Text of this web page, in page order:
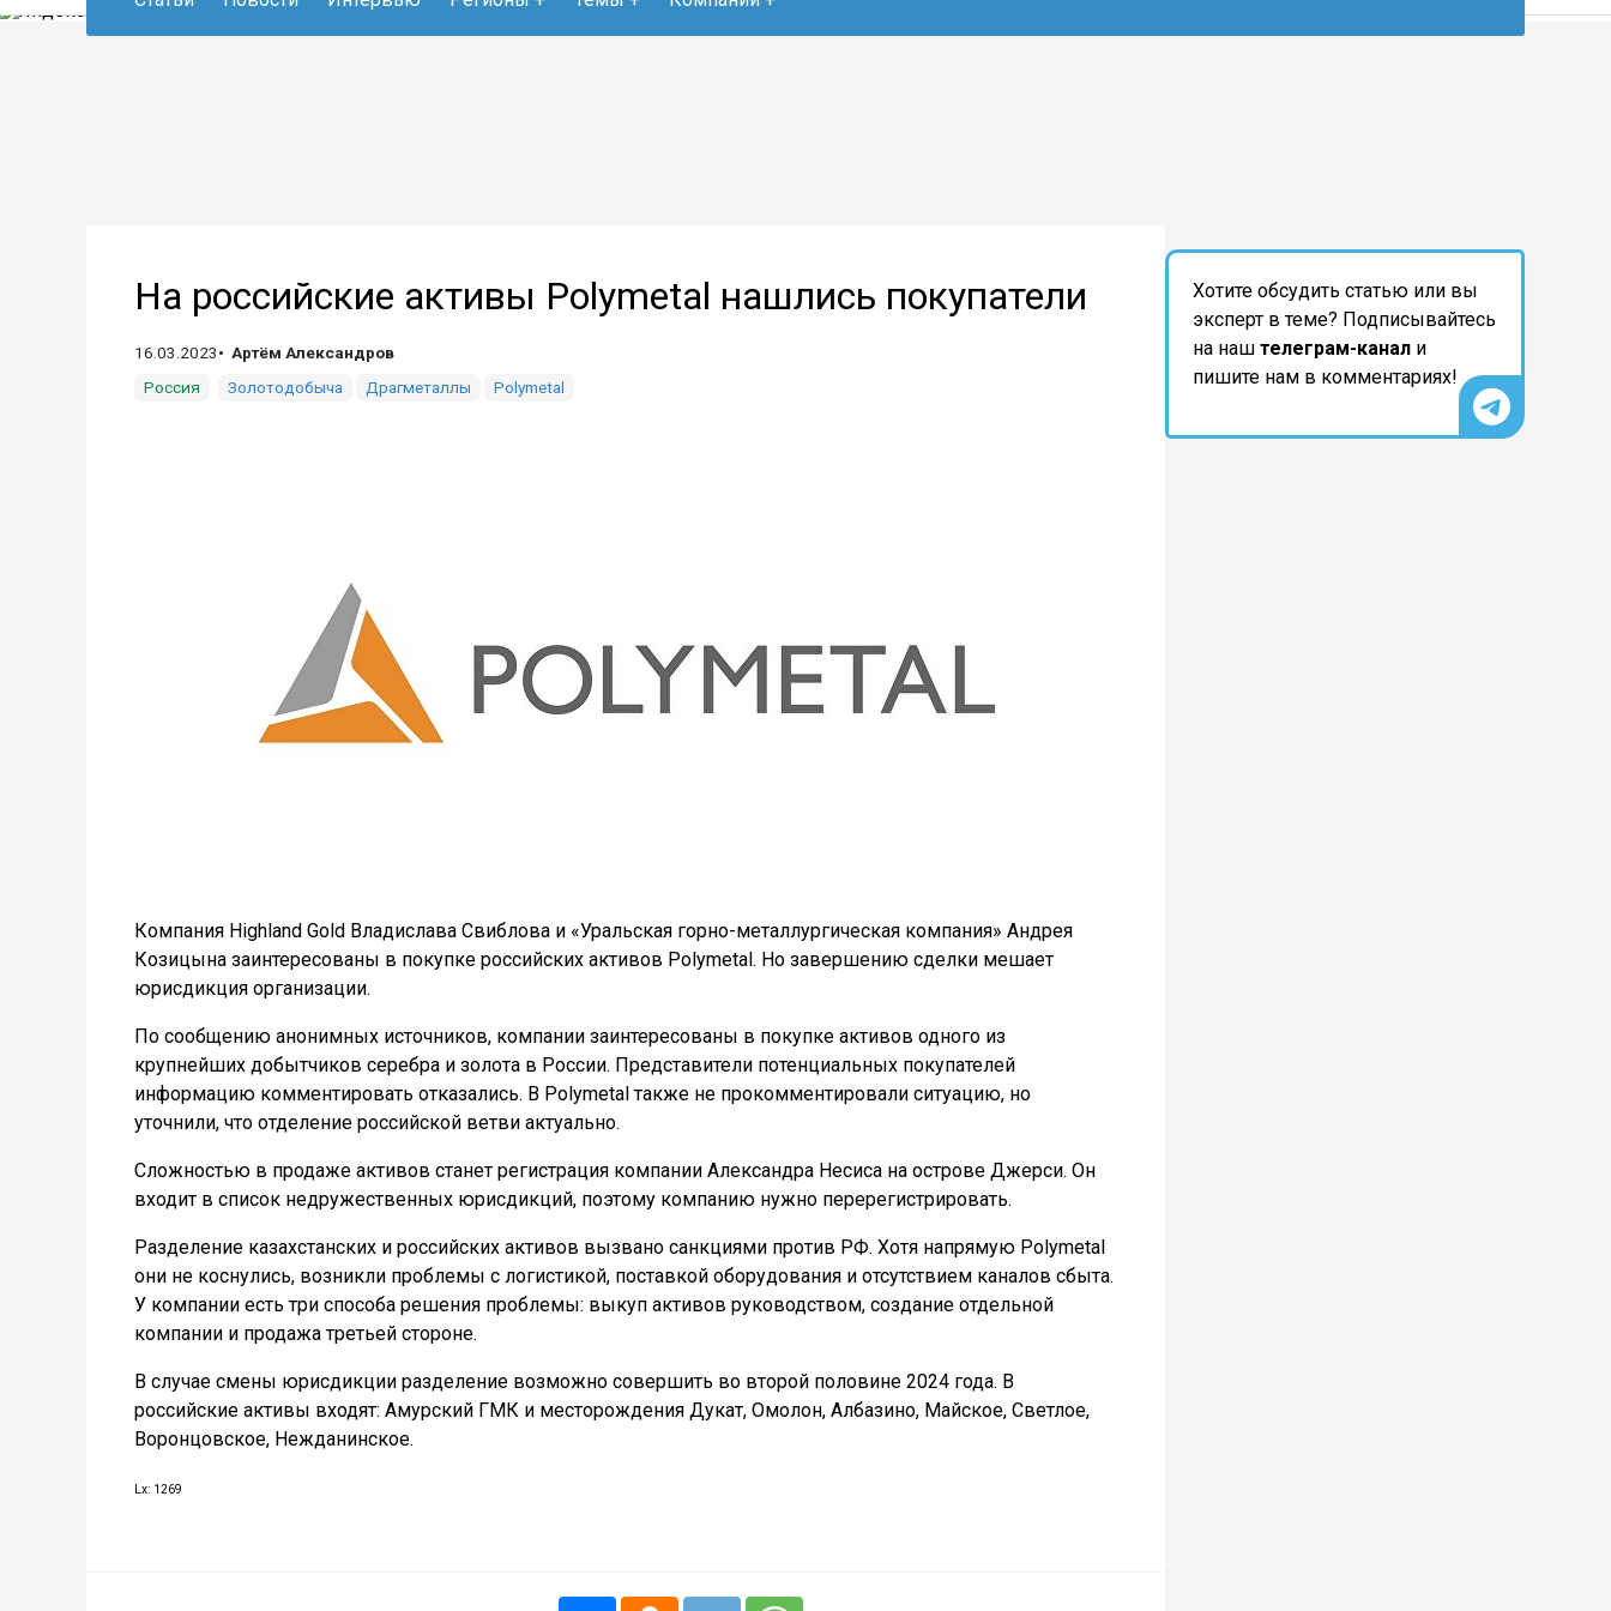
На российские активы Polymetal нашлись покупатели
16.03.2023
Артём Александров
Россия
Золотодобыча Драгметаллы Polymetal
Компания Highland Gold Владислава Свиблова и «Уральская горно-металлургическая компания» Андрея
Козицына заинтересованы в покупке российских активов Polymetal. Но завершению сделки мешает
юрисдикция организации.
По сообщению анонимных источников, компании заинтересованы в покупке активов одного из
крупнейших добытчиков серебра и золота в России. Представители потенциальных покупателей
информацию комментировать отказались. В Polymetal также не прокомментировали ситуацию, но
уточнили, что отделение российской ветви актуально.
Сложностью в продаже активов станет регистрация компании Александра Несиса на острове Джерси. Он
входит в список недружественных юрисдикций, поэтому компанию нужно перерегистрировать.
Разделение казахстанских и российских активов вызвано санкциями против РФ. Хотя напрямую Polymetal
они не коснулись, возникли проблемы с логистикой, поставкой оборудования и отсутствием каналов сбыта.
У компании есть три способа решения проблемы: выкуп активов руководством, создание отдельной
компании и продажа третьей стороне.
В случае смены юрисдикции разделение возможно совершить во второй половине 2024 года. В
российские активы входят: Амурский ГМК и месторождения Дукат, Омолон, Албазино, Майское, Светлое,
Воронцовское, Нежданинское.
Lx: 1269
Хотите обсудить статью или вы
эксперт в теме? Подписывайтесь
на наш телеграм-канал и
пишите нам в комментариях!